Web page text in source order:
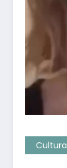
Cultura